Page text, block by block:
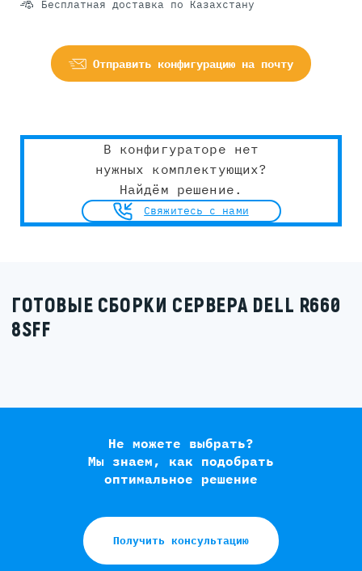
Бесплатная доставка по Казахстану
Отправить конфигурацию на почту
В конфигураторе нет
нужных комплектующих?
Найдём решение.
Свяжитесь с нами
ГОТОВЫЕ СБОРКИ СЕРВЕРА DELL R660
8SFF
Не можете выбрать?
Мы знаем, как подобрать
оптимальное решение
Получить консультацию